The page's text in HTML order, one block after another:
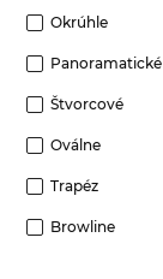
Okrúhle
Panoramatické
Štvorcové
Oválne
Trapéz
Browline